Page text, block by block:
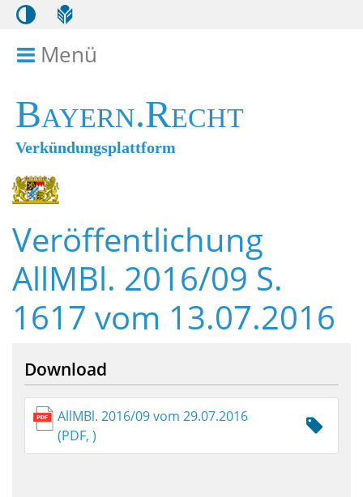
Menü
Bayern.Recht
Verkündungsplattform
Veröffentlichung
AllMBl. 2016/09 S.
1617 vom 13.07.2016
Download
AllMBl. 2016/09 vom 29.07.2016
(PDF, )